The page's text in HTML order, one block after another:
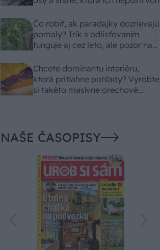
Čo robiť, ak paradajky dozrievajú
pomaly? Trik s odlisťovaním
funguje aj cez leto, ale pozor na
Chcete dominantu interiéru,
ktorá pritiahne pohľady? Vyrobte
si takéto masívne orechové
NAŠE ČASOPISY